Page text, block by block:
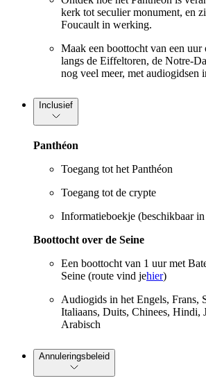
kerk tot seculier monument, en
Foucault in werking.
Maak een boottocht van een uur
langs de Eiffeltoren, de Notre-
nog veel meer, met audiogidsen
Inclusief
Panthéon
Toegang tot het Panthéon
Toegang tot de crypte
Informatieboekje (beschikbaar
Boottocht over de Seine
Een boottocht van 1 uur met
Seine (route vind jehier)
Audiogids in het Engels, Frans,
Italiaans, Duits, Chinees, Hindi,
Arabisch
Annuleringsbeleid